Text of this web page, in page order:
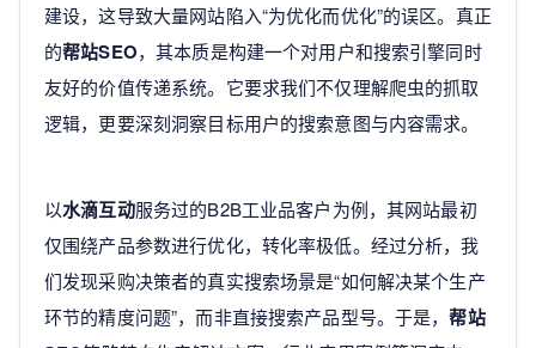
建设，这导致大量网站陷入“为优化而优化”的误区。真正
的帮站SEO，其本质是构建一个对用户和搜索引擎同时
友好的价值传递系统。它要求我们不仅理解爬虫的抓取
逻辑，更要深刻洞察目标用户的搜索意图与内容需求。
以水滴互动服务过的B2B工业品客户为例，其网站最初
仅围绕产品参数进行优化，转化率极低。经过分析，我
们发现采购决策者的真实搜索场景是“如何解决某个生产
环节的精度问题”，而非直接搜索产品型号。于是，帮站